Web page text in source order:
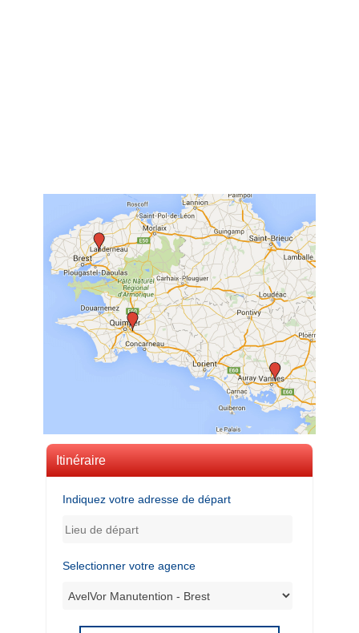
Itinéraire
Indiquez votre adresse de départ
Selectionner votre agence